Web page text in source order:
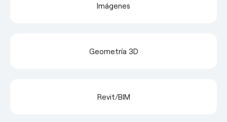
Imágenes
Geometría 3D
Revit/BIM